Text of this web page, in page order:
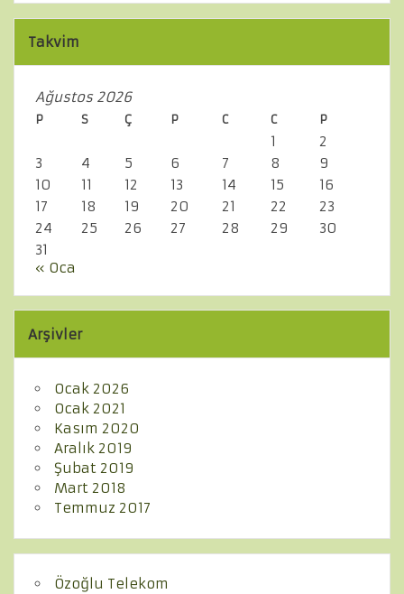
Takvim
Ağustos 2026
P S Ç P C C P
1
2
3
4 5 6 7 8
9
10
11 12 13 14 15
16
17
18 19 20 21 22
23
24
25 26 27 28 29
30
31
« Oca
Arşivler
Ocak 2026
Ocak 2021
Kasım 2020
Aralık 2019
Şubat 2019
Mart 2018
Temmuz 2017
Özoğlu Telekom